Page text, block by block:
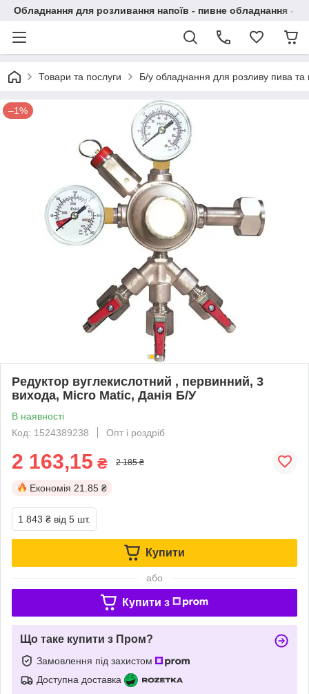
Обладнання для розливання напоїв - пивне обладнання - в
Товари та послуги Б/у обладнання для розливу пива та
–1%
Редуктор вуглекислотний , первинний, 3
вихода, Micro Matic, Данія Б/У
В наявності
Код: 1524389238
Опт і роздріб
2 163,15 ₴ 2 185 ₴
Економія 21.85 ₴
1 843 ₴ від 5 шт.
Купити
або
Купити з
Що таке купити з Пром?
Замовлення під захистом
Доступна доставка